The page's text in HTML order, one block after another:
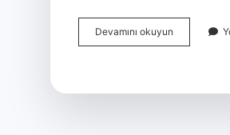
Devamını okuyun
Iltifata